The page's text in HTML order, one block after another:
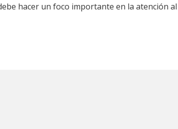
hacer un foco importante en la atención